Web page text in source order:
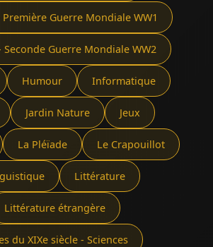
Guerre Mondiale WW1
Guerre Mondiale WW2
Humour Informatique
Jardin Nature Jeux
La Pléïade Le Crapouillot
Littérature
Littérature étrangère
du XIXe siècle - Sciences